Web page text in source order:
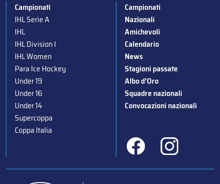
Campionati
IHL Serie A
IHL
IHL Division I
IHL Women
Para Ice Hockey
Under 19
Under 16
Under 14
Supercoppa
Coppa Italia
Campionati
Nazionali
Amichevoli
Calendario
News
Stagioni passate
Albo d’Oro
Squadre nazionali
Convocazioni nazionali